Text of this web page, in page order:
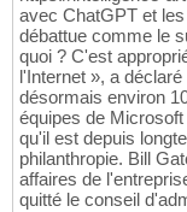
avec ChatGPT et
débattue comme le
quoi ? C'est
l'Internet », a
désormais environ
équipes de
qu'il est depuis
philanthropie. Bill
affaires de
quitté le conseil